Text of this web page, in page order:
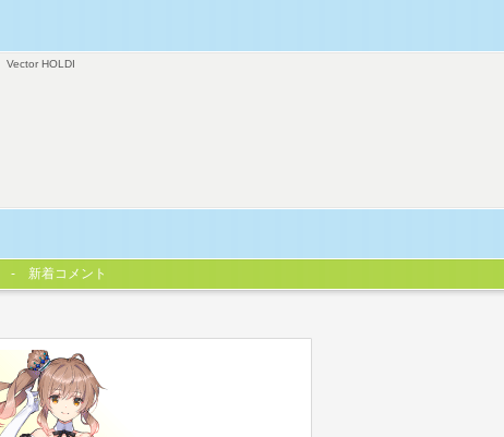
Vector HOLDI
新着コメント